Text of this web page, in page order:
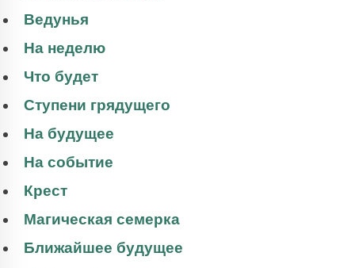
Ведунья
На неделю
Что будет
Ступени грядущего
На будущее
На событие
Крест
Магическая семерка
Ближайшее будущее